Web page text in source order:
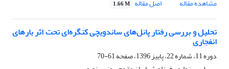
مشاهده مقاله
اصل مقاله 1.66 M
تحلیل و بررسی رفتار پانل‌‌های ساندویچی کنگره‌‌ای تحت اثر بارهای
انفجاری
دوره 11، شماره 22، پاییز 1396، صفحه
61-70